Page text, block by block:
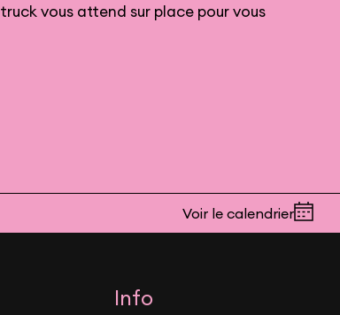
vous attend sur place pour vous
Voir le calendrier
Info